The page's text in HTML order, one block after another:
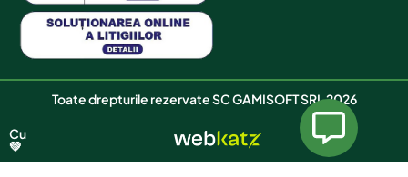
Toate drepturile rezervate SC GAMISOFT SRL 2026
Cu
💚